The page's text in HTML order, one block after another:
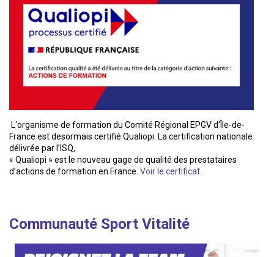
L'organisme de formation du Comité Régional EPGV d'Île-de-
France est desormais certifié Qualiopi. La certification nationale
délivrée par l’ISQ,
« Qualiopi » est le nouveau gage de qualité des prestataires
d’actions de formation en France. Voir le certificat.
Communauté Sport Vitalité